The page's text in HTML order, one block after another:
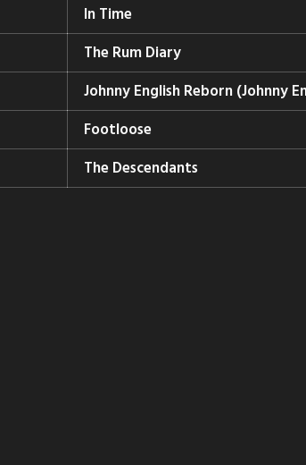
In Time
The Rum Diary
Johnny English Reborn (Johnny
Footloose
The Descendants